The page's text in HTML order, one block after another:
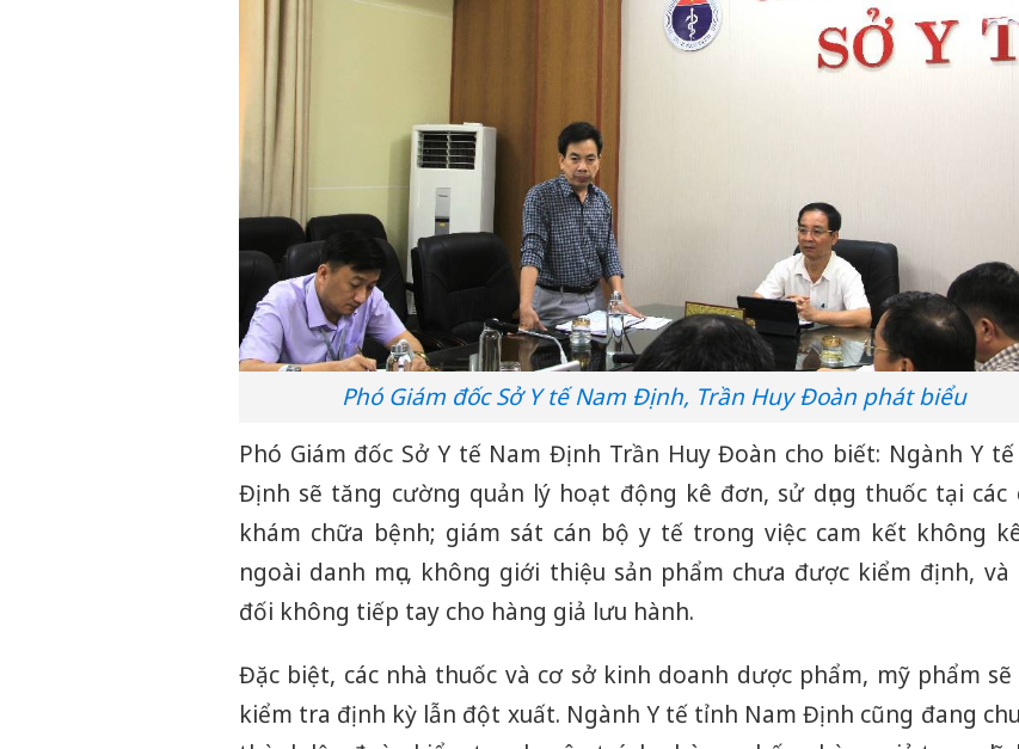
Phó Giám đốc Sở Y tế Nam Định, Trần Huy Đoàn phát biểu
Phó Giám đốc Sở Y tế Nam Định Trần Huy Đoàn cho biết: Ngành Y
Định sẽ tăng cường quản lý hoạt động kê đơn, sử dụng thuốc tại các
khám chữa bệnh; giám sát cán bộ y tế trong việc cam kết không
ngoài danh mục, không giới thiệu sản phẩm chưa được kiểm định, và
đối không tiếp tay cho hàng giả lưu hành.
Đặc biệt, các nhà thuốc và cơ sở kinh doanh dược phẩm, mỹ phẩm
kiểm tra định kỳ lẫn đột xuất. Ngành Y tế tỉnh Nam Định cũng đang